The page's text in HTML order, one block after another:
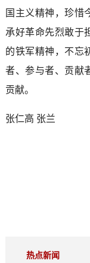
国主义精神，珍惜
承好革命先烈敢于
的铁军精神，不忘
者、参与者、贡献
贡献。
张仁高 张兰
热点新闻